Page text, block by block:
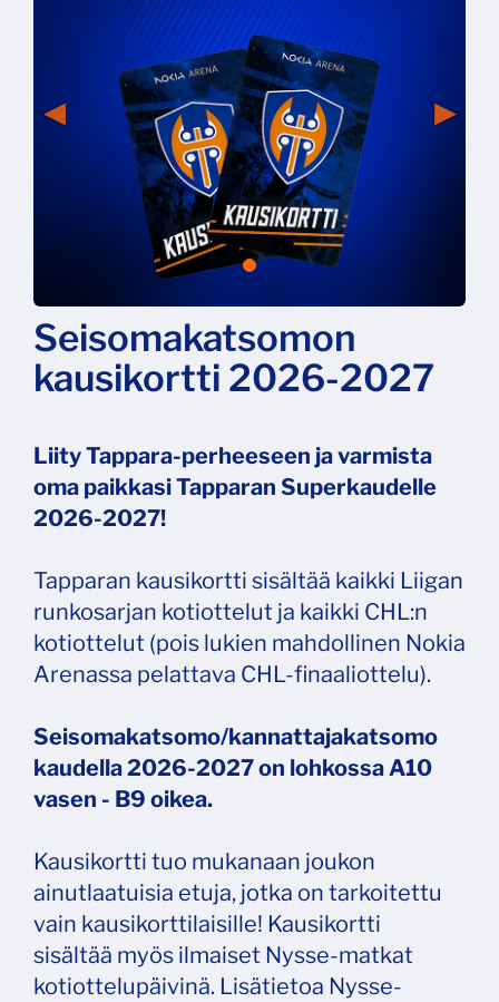
Seisomakatsomon
kausikortti 2026-2027
Liity Tappara-perheeseen ja varmista
oma paikkasi Tapparan Superkaudelle
2026-2027!
Tapparan kausikortti sisältää kaikki Liigan
runkosarjan kotiottelut ja kaikki CHL:n
kotiottelut (pois lukien mahdollinen Nokia
Arenassa pelattava CHL-finaaliottelu).
Seisomakatsomo/kannattajakatsomo
kaudella 2026-2027 on lohkossa A10
vasen - B9 oikea.
Kausikortti tuo mukanaan joukon
ainutlaatuisia etuja, jotka on tarkoitettu
vain kausikorttilaisille! Kausikortti
sisältää myös ilmaiset Nysse-matkat
kotiottelupäivinä. Lisätietoa Nysse-